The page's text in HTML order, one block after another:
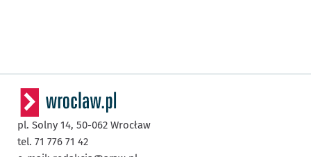
pl. Solny 14, 50-062 Wrocław
tel. 71 776 71 42